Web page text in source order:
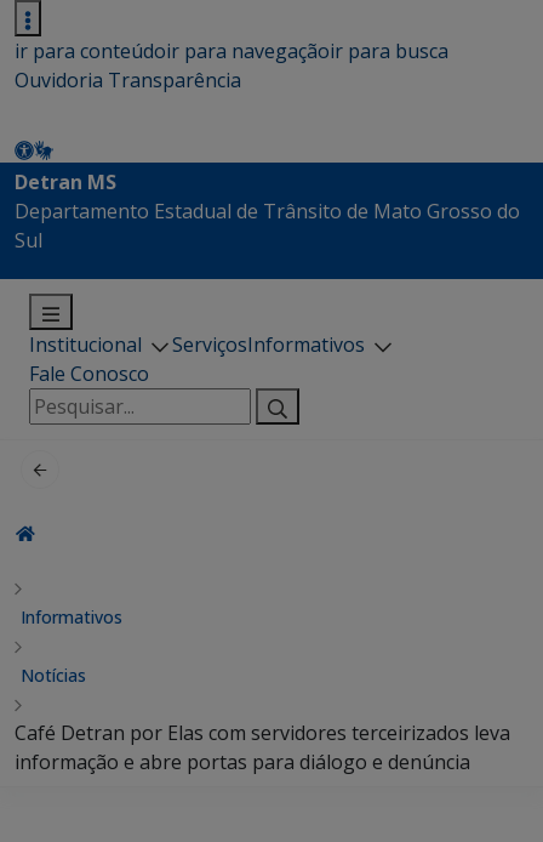
ir para conteúdoir para navegaçãoir para busca
Ouvidoria Transparência
Detran MS
Departamento Estadual de Trânsito de Mato Grosso do
Sul
Institucional ServiçosInformativos
Fale Conosco
Pesquisar
por:
Informativos
Notícias
Café Detran por Elas com servidores terceirizados leva
informação e abre portas para diálogo e denúncia